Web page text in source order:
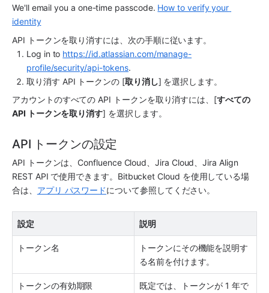
We'll email you a one-time passcode. How to verify your
identity
API トークンを取り消すには、次の手順に従います。
Log in to https://id.atlassian.com/manage-
profile/security/api-tokens.
取り消す API トークンの [取り消し] を選択します。
アカウントのすべての API トークンを取り消すには、[すべての
API トークンを取り消す] を選択します。
API トークンの設定
API トークンは、Confluence Cloud、Jira Cloud、Jira Align
REST API で使用できます。Bitbucket Cloud を使用している場
合は、 アプリ パスワードについて参照してください。
設定 説明
トークン名
トークンにその機能を説明す
る名前を付けます。
トークンの有効期限
既定では、トークンが 1 年で